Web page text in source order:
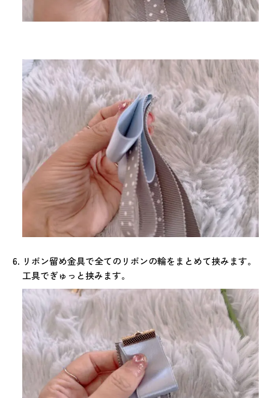
リボン留め金具で全てのリボンの輪をまとめて挟みます。
工具でぎゅっと挟みます。